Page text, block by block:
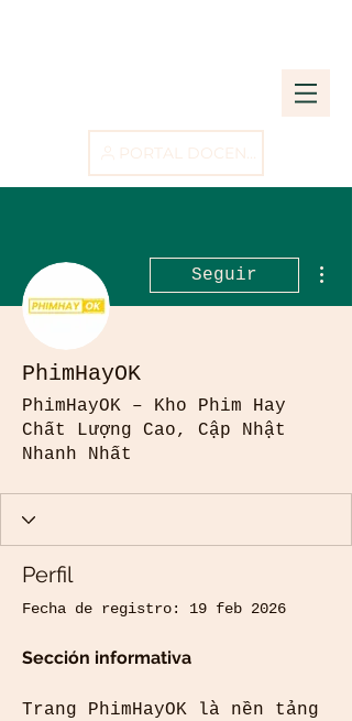
PORTAL DOCENTE
Seguir
PhimHayOK
PhimHayOK – Kho Phim Hay
Chất Lượng Cao, Cập Nhật
Nhanh Nhất
Perfil
Fecha de registro: 19 feb 2026
Sección informativa
Trang PhimHayOK là nền tảng